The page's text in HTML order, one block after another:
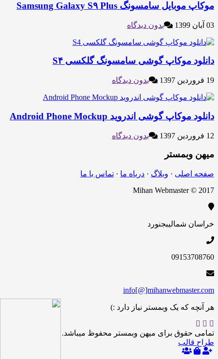
موکاپ موبایل سامسونگ Samsung Galaxy S۹ Plus
03 آبان 1399 بدون دیدگاه
دانلود موکاپ گوشی سامسونگ گلکسی S۴
19 فروردین 1397 بدون دیدگاه
دانلود موکاپ گوشی اندروید Android Phone Mockup
12 فروردین 1397 بدون دیدگاه
میهن وبمستر
صفحه اصلی · وبلاگ · درباه ما · تماس با ما
Mihan Webmaster © 2017
خراسان شمالیبجنورد
09153708760
info[@]mihanwebmaster.com
هر آنچه که یک وبمستر نیاز دارد :)
تمامی حقوق برای میهن وبمستر محفوظ میباشد.
طراح قالب